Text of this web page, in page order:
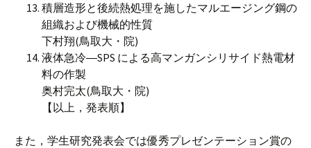
積層造形と後続熱処理を施したマルエージング鋼の
組織および機械的性質
下村翔(鳥取大・院)
液体急冷―SPS による高マンガンシリサイド熱電材
料の作製
奥村完太(鳥取大・院)
【以上，発表順】
また，学生研究発表会では優秀プレゼンテーション賞の